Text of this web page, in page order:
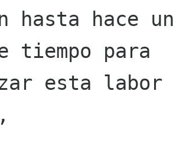
hasta hace
tiempo para
esta labor